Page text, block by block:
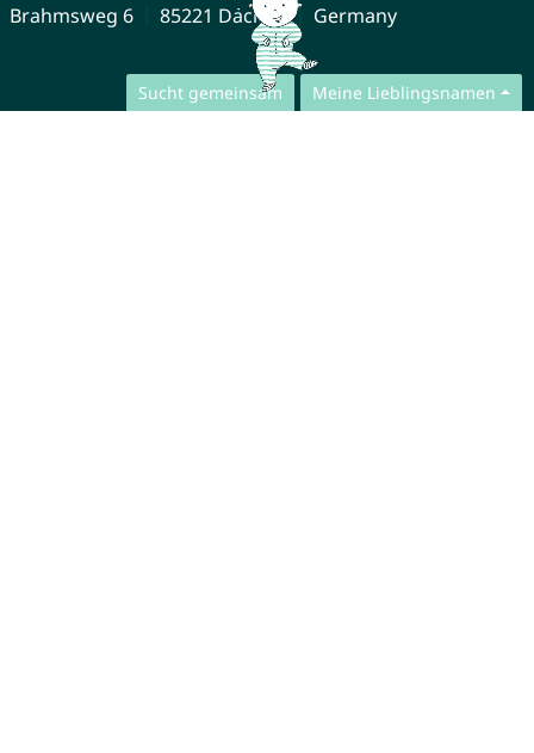
Sucht gemeinsam Meine Lieblingsnamen
Brahmsweg 6
85221 Dachau Germany